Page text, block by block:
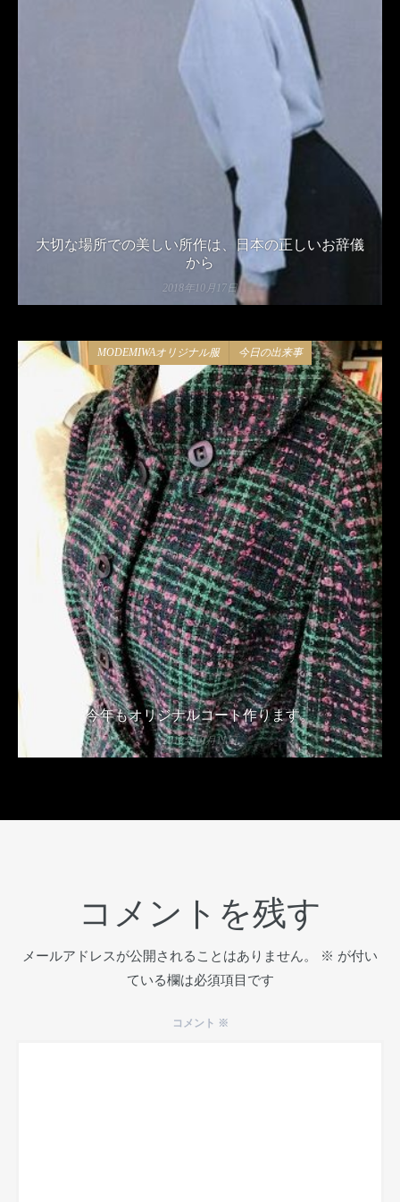
大切な場所での美しい所作は、日本の正しいお辞儀
から
2018年10月17日
MODEMIWAオリジナル服 今日の出来事
今年もオリジナルコート作ります。
2018年10月11日
コメントを残す
メールアドレスが公開されることはありません。 ※ が付い
ている欄は必須項目です
コメント ※